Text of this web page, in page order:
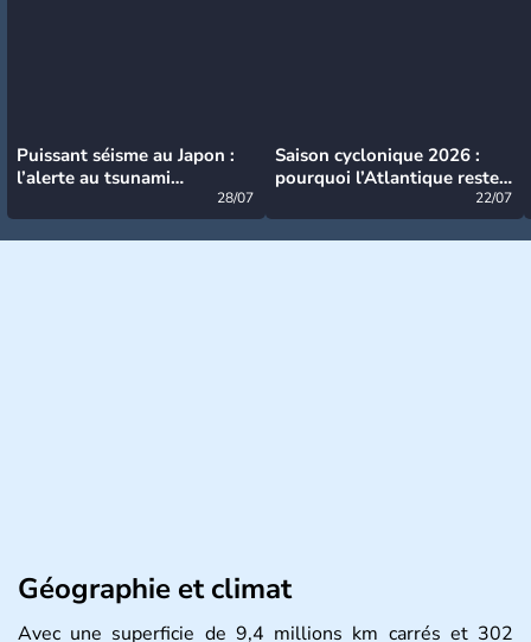
Puissant séisme au Japon :
l’alerte au tsunami
28/07
Saison cyclonique 2026 :
pourquoi l’Atlantique reste
22/07
Géographie et climat
Avec une superficie de 9,4 millions km carrés et 302